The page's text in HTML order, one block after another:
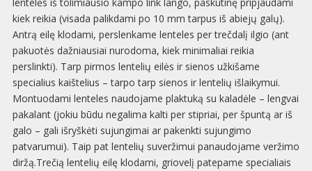
lentelės iš tolimiausio kampo link lango, paskutinę pripjaudami
kiek reikia (visada palikdami po 10 mm tarpus iš abiejų galų).
Antrą eilę klodami, perslenkame lenteles per trečdalį ilgio (ant
pakuotės dažniausiai nurodoma, kiek minimaliai reikia
perslinkti). Tarp pirmos lentelių eilės ir sienos užkišame
specialius kaištelius – tarpo tarp sienos ir lentelių išlaikymui.
Montuodami lenteles naudojame plaktuką su kaladėle – lengvai
pakalant (jokiu būdu negalima kalti per stipriai, per špuntą ar iš
galo – gali išryškėti sujungimai ar pakenkti sujungimo
patvarumui). Taip pat lentelių suveržimui panaudojame veržimo
diržą.Trečią lentelių eilę klodami, griovelį patepame specialiais